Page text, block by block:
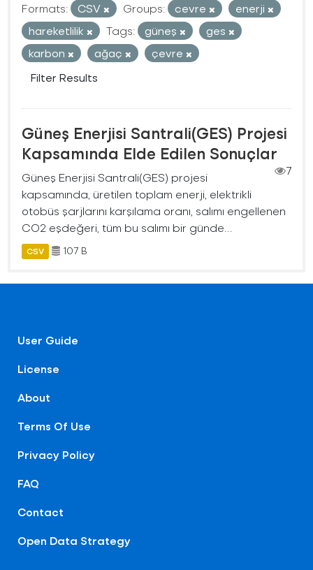
Formats: CSV Groups: cevre
enerji
hareketlilik
Tags: güneş
ges
karbon
ağaç
çevre
Filter Results
Güneş Enerjisi Santrali(GES) Projesi
Kapsamında Elde Edilen Sonuçlar
7
Güneş Enerjisi Santrali(GES) projesi
kapsamında, üretilen toplam enerji, elektrikli
otobüs şarjlarını karşılama oranı, salımı engellenen
CO2 eşdeğeri, tüm bu salımı bir günde...
CSV 107 B
User Guide
License
About
Terms Of Use
Privacy Policy
FAQ
Contact
Open Data Strategy